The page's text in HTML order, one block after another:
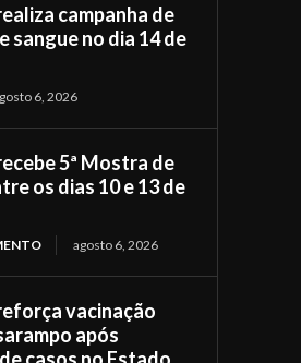
campanha de
sangue no dia 14 de
6, 2026
5ª Mostra de
os dias 10 e 13 de
agosto 6, 2026
vacinação
após